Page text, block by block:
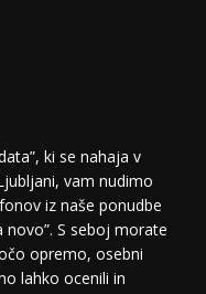
ki se nahaja v
vam nudimo
iz naše ponudbe
novo”. S seboj morate
opremo, osebni
lahko ocenili in